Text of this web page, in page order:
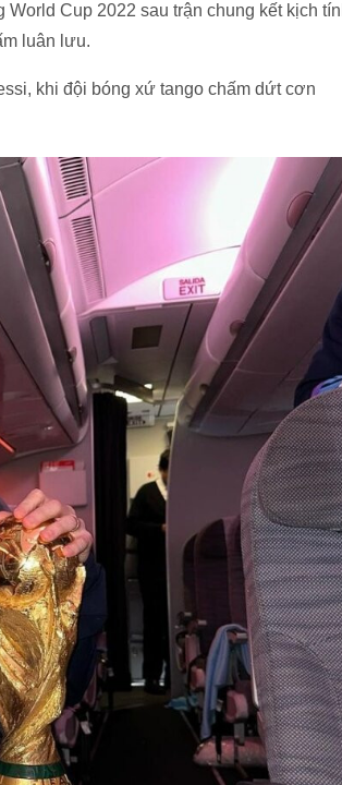
Cup 2022 sau trận chung kết kịch
luân lưu.
khi đội bóng xứ tango chấm dứt cơn